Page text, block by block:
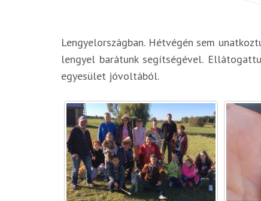
Lengyelországban. Hétvégén sem
lengyel barátunk segítségével.
egyesület jóvoltából.